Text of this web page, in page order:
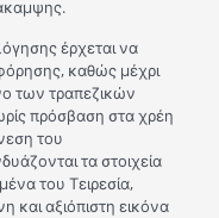
έρχεται να
καθώς μέχρι
των τραπεζικών
πρόσβαση στα χρέη
του
τα στοιχεία
του Τειρεσία,
και αξιόπιστη εικόνα